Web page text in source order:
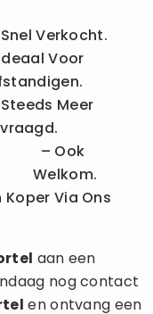
Verkocht.
Voor
Meer
– Ook
Welkom.
Koper Via Ons
aan een
nog contact
en ontvang een